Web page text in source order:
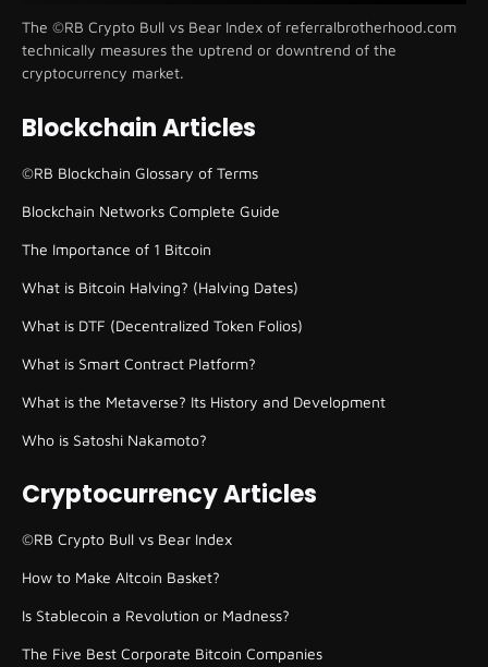
The ©RB Crypto Bull vs Bear Index of referralbrotherhood.com
technically measures the uptrend or downtrend of the
cryptocurrency market.
Blockchain Articles
©RB Blockchain Glossary of Terms
Blockchain Networks Complete Guide
The Importance of 1 Bitcoin
What is Bitcoin Halving? (Halving Dates)
What is DTF (Decentralized Token Folios)
What is Smart Contract Platform?
What is the Metaverse? Its History and Development
Who is Satoshi Nakamoto?
Cryptocurrency Articles
©RB Crypto Bull vs Bear Index
How to Make Altcoin Basket?
Is Stablecoin a Revolution or Madness?
The Five Best Corporate Bitcoin Companies